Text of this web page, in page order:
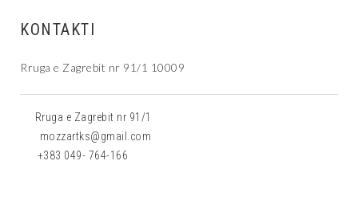
KONTAKTI
Rruga e Zagrebit nr 91/1 10009
Rruga e Zagrebit nr 91/1
mozzartks@gmail.com
+383 049- 764-166